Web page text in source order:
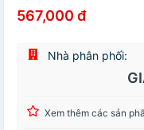
567,000 đ
Nhà phân phối:
Xem thêm các sản